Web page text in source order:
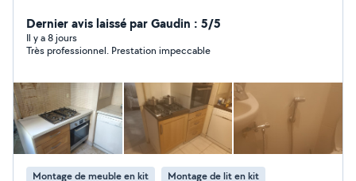
Dernier avis laissé par Gaudin : 5/5
Il y a 8 jours
Très professionnel. Prestation impeccable
Montage de meuble en kit Montage de lit en kit